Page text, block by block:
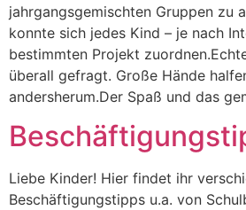
jahrgangsgemischten Gruppen zu
konnte sich jedes Kind – je nach
bestimmten Projekt
überall gefragt. Große Hände
andersherum.Der Spaß und das
Liebe Kinder! Hier findet ihr
Beschäftigungstipps u.a. von